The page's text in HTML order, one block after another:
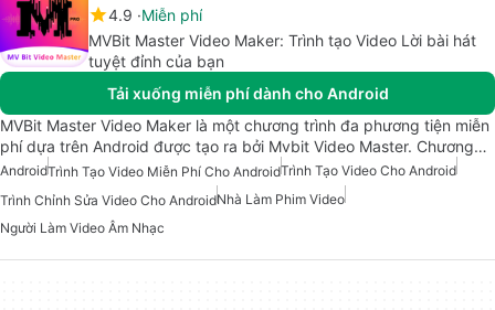
4.9 Miễn phí
MVBit Master Video Maker: Trình tạo Video Lời bài hát
tuyệt đỉnh của bạn
Tải xuống miễn phí dành cho Android
MVBit Master Video Maker là một chương trình đa phương tiện miễn
phí dựa trên Android được tạo ra bởi Mvbit Video Master. Chương…
AndroidTrình Tạo Video Miễn Phí Cho AndroidTrình Tạo Video Cho Android
Trình Chỉnh Sửa Video Cho AndroidNhà Làm Phim Video
Người Làm Video Âm Nhạc